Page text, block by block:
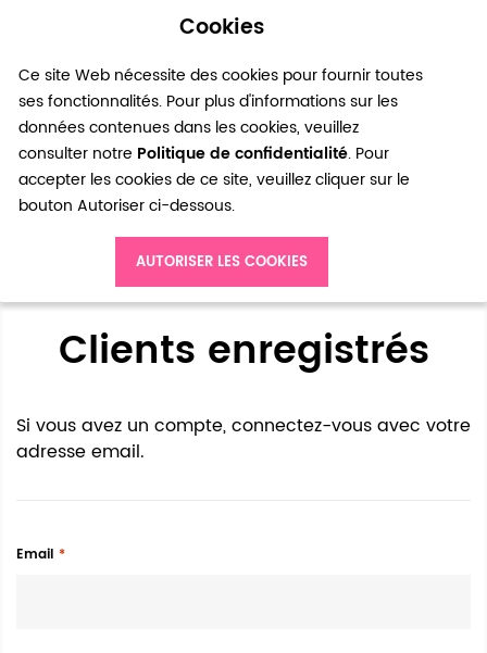
Cookies
Ce site Web nécessite des cookies pour fournir toutes
ses fonctionnalités. Pour plus d'informations sur les
données contenues dans les cookies, veuillez
consulter notre Politique de confidentialité. Pour
accepter les cookies de ce site, veuillez cliquer sur le
bouton Autoriser ci-dessous.
AUTORISER LES COOKIES
0
Accès client
Clients enregistrés
Si vous avez un compte, connectez-vous avec votre
adresse email.
Email